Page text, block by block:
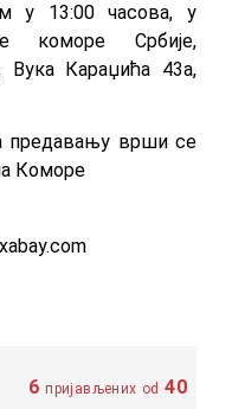
у 13:00 часова, у
коморе Србије,
Вука Караџића 43а,
предавању врши се
Коморе
6 пријављених od 40